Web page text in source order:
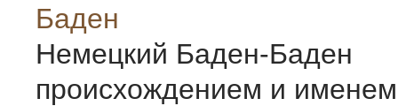
Баден
Немецкий Баден-Баден
происхождением и